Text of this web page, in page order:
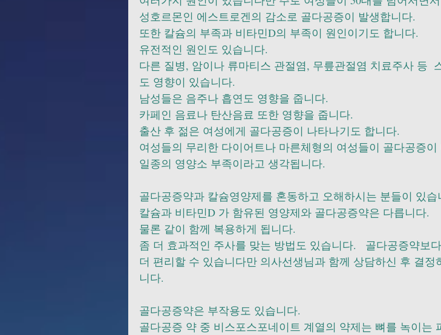
성호르몬인 에스트로겐의 감소로 골다공증이 발생합니다.
또한 칼슘의 부족과 비타민D의 부족이 원인이기도 합니다.
유전적인 원인도 있습니다.
다른 질병, 암이나 류마티스 관절염, 무릎관절염 치료주사 등
도 영향이 있습니다.
남성들은 음주나 흡연도 영향을 줍니다.
카페인 음료나 탄산음료 또한 영향을 줍니다.
출산 후 젊은 여성에게 골다공증이 나타나기도 합니다.
여성들의 무리한 다이어트나 마른체형의 여성들이 골다공증이
일종의 영양소 부족이라고 생각됩니다.
골다공증약과 칼슘영양제를 혼동하고 오해하시는 분들이
칼슘과 비타민D 가 함유된 영양제와 골다공증약은 다릅니다.
물론 같이 함께 복용하게 됩니다.
좀 더 효과적인 주사를 맞는 방법도 있습니다.   골다공증약보
더 편리할 수 있습니다만 의사선생님과 함께 상담하신 후 결정
니다.
골다공증약은 부작용도 있습니다.
골다공증 약 중 비스포스포네이트 계열의 약제는 뼈를 녹이는